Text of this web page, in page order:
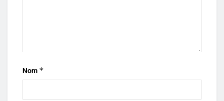
Nom *